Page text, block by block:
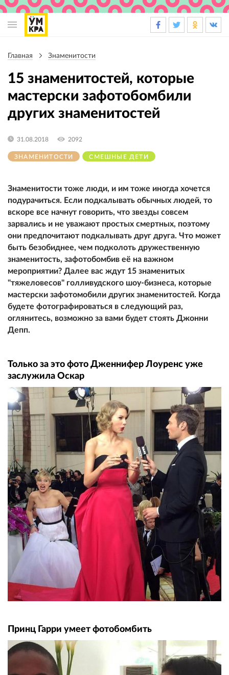
навигация
навигации
Главная Знаменитости
15 знаменитостей, которые
мастерски зафотобомбили
других знаменитостей
ЗНАМЕНИТОСТИ СМЕШНЫЕ ДЕТИ
31.08.2018 2092
Знаменитости тоже люди, и им тоже иногда хочется
подурачиться. Если подкалывать обычных людей, то
вскоре все начнут говорить, что звезды совсем
зарвались и не уважают простых смертных, поэтому
они предпочитают подкалывать друг друга. Что может
быть безобиднее, чем подколоть дружественную
знаменитость, зафотобомбив её на важном
мероприятии? Далее вас ждут 15 знаменитых
"тяжеловесов" голливудского шоу-бизнеса, которые
мастерски зафотомобили других знаменитостей. Когда
будете фотографироваться в следующий раз,
оглянитесь, возможно за вами будет стоять Джонни
Депп.
Только за это фото Дженнифер Лоуренс уже
заслужила Оскар
Принц Гарри умеет фотобомбить